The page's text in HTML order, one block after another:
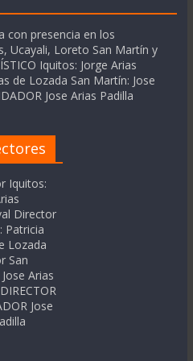
con presencia en los
Ucayali, Loreto San Martín y
Iquitos: Jorge Arias
de Lozada San Martín: Jose
Jose Arias Padilla
Iquitos:
Director
Patricia
Lozada
San
Arias
Jose